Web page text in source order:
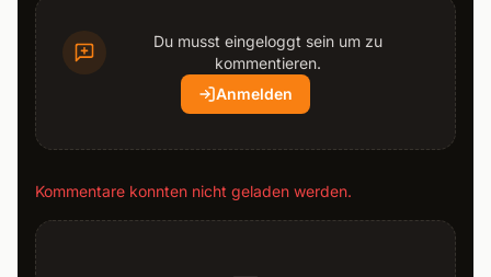
Du musst eingeloggt sein um zu
kommentieren.
Anmelden
Kommentare konnten nicht geladen werden.